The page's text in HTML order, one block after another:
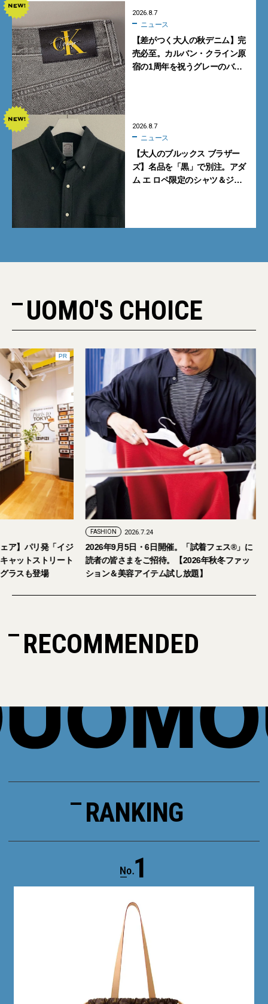
2026.8.7
ニュース
【差がつく大人の秋デニム】完
売必至。カルバン・クライン原
宿の1周年を祝うグレーのバ
2026.8.7
ニュース
【大人のブルックス ブラザー
ズ】名品を「黒」で別注。アダ
ム エ ロペ限定のシャツ＆ジャ
UOMO'S CHOICE
PR
ア】パリ発「イジ
ャットストリート
ラスも登場
FASHION 2026.7.24
2026年9月5日・6日開催。「試着フェス®︎」に
読者の皆さまをご招待。【2026年秋冬ファッ
ション＆美容アイテム試し放題】
RECOMMENDED
RANKING
1